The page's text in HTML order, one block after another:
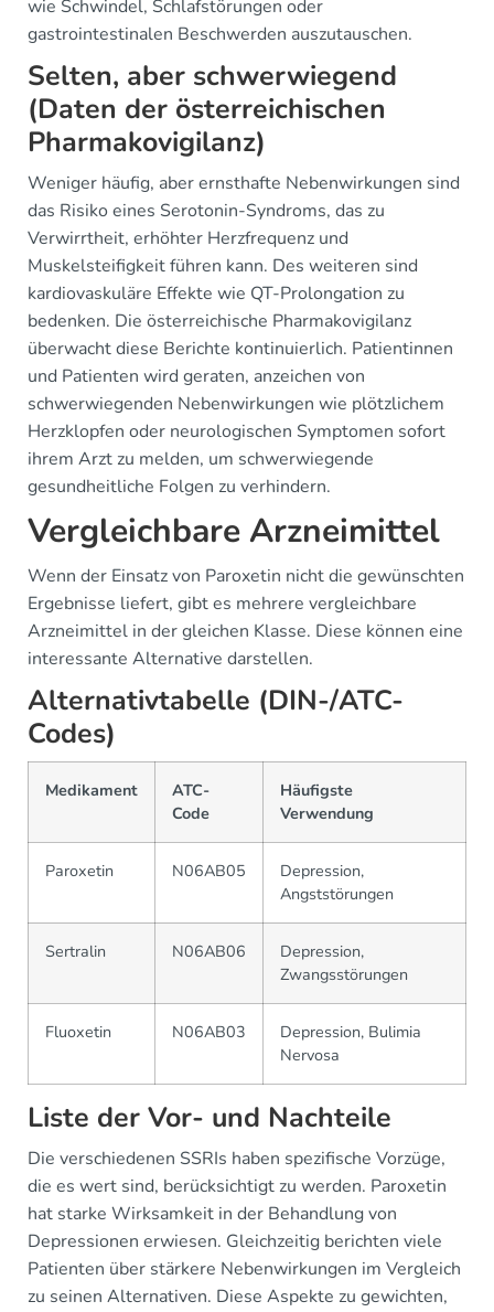
wie Schwindel, Schlafstörungen oder
gastrointestinalen Beschwerden auszutauschen.
Selten, aber schwerwiegend
(Daten der österreichischen
Pharmakovigilanz)
Weniger häufig, aber ernsthafte Nebenwirkungen sind
das Risiko eines Serotonin-Syndroms, das zu
Verwirrtheit, erhöhter Herzfrequenz und
Muskelsteifigkeit führen kann. Des weiteren sind
kardiovaskuläre Effekte wie QT-Prolongation zu
bedenken. Die österreichische Pharmakovigilanz
überwacht diese Berichte kontinuierlich. Patientinnen
und Patienten wird geraten, anzeichen von
schwerwiegenden Nebenwirkungen wie plötzlichem
Herzklopfen oder neurologischen Symptomen sofort
ihrem Arzt zu melden, um schwerwiegende
gesundheitliche Folgen zu verhindern.
Vergleichbare Arzneimittel
Wenn der Einsatz von Paroxetin nicht die gewünschten
Ergebnisse liefert, gibt es mehrere vergleichbare
Arzneimittel in der gleichen Klasse. Diese können eine
interessante Alternative darstellen.
Alternativtabelle (DIN-/ATC-
Codes)
Medikament
ATC-
Code
Häufigste
Verwendung
Paroxetin N06AB05
Depression,
Angststörungen
Sertralin N06AB06
Depression,
Zwangsstörungen
Fluoxetin N06AB03
Depression, Bulimia
Nervosa
Liste der Vor- und Nachteile
Die verschiedenen SSRIs haben spezifische Vorzüge,
die es wert sind, berücksichtigt zu werden. Paroxetin
hat starke Wirksamkeit in der Behandlung von
Depressionen erwiesen. Gleichzeitig berichten viele
Patienten über stärkere Nebenwirkungen im Vergleich
zu seinen Alternativen. Diese Aspekte zu gewichten,